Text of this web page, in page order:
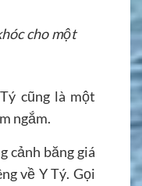
cho một
cũng là một
ngắm.
cảnh băng giá
về Y Tý. Gọi